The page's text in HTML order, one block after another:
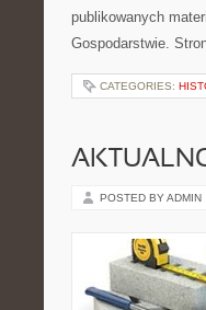
publikowanych
Gospodarstwie.
CATEGORIES:
POSTED BY ADMIN